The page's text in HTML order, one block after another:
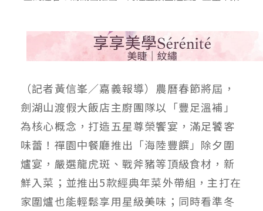
（記者黃信峯／嘉義報導）農曆春節將屆，
劍湖山渡假大飯店主廚團隊以「豐足溫補」
為核心概念，打造五星尊榮饗宴，滿足饕客
味蕾！禪園中餐廳推出「海陸豐饌」除夕圍
爐宴，嚴選龍虎斑、戰斧豬等頂級食材，新
鮮入菜；並推出5款經典年菜外帶組，主打在
家圍爐也能輕鬆享用星級美味；同時看準冬